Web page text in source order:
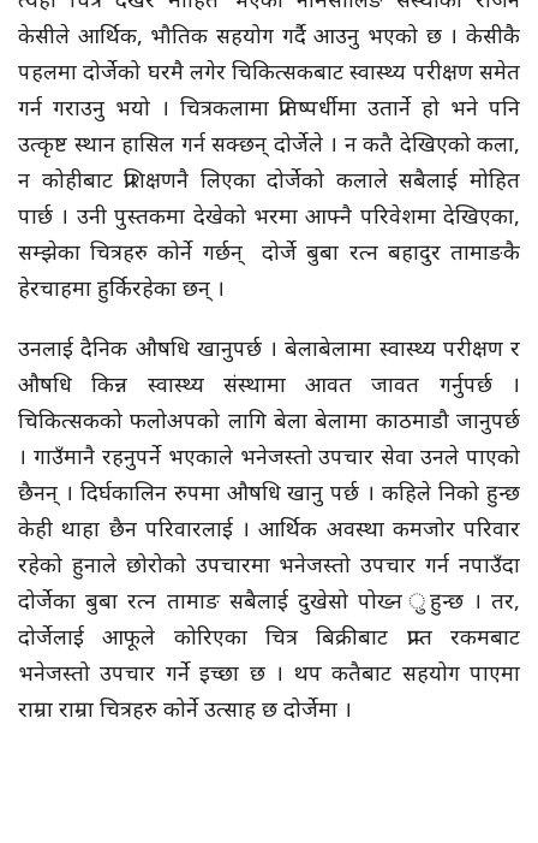
केसीले आर्थिक, भौतिक सहयोग गर्दै आउनु भएको छ । केसीकै
पहलमा दोर्जेको घरमै लगेर चिकित्सकबाट स्वास्थ्य परीक्षण समेत
गर्न गराउनु भयो । चित्रकलामा प्रतिष्पर्धीमा उतार्ने हो भने पनि
उत्कृष्ट स्थान हासिल गर्न सक्छन् दोर्जेले । न कतै देखिएको कला,
न कोहीबाट प्रशिक्षणनै लिएका दोर्जेको कलाले सबैलाई मोहित
पार्छ । उनी पुस्तकमा देखेको भरमा आफ्नै परिवेशमा देखिएका,
सम्झेका चित्रहरु कोर्ने गर्छन् दोर्जे बुबा रत्न बहादुर तामाङकै
हेरचाहमा हुर्किरहेका छन् ।
उनलाई दैनिक औषधि खानुपर्छ । बेलाबेलामा स्वास्थ्य परीक्षण र
औषधि किन्न स्वास्थ्य संस्थामा आवत जावत गर्नुपर्छ ।
चिकित्सकको फलोअपको लागि बेला बेलामा काठमाडौ जानुपर्छ
। गाउँमानै रहनुपर्ने भएकाले भनेजस्तो उपचार सेवा उनले पाएको
छैनन् । दिर्घकालिन रुपमा औषधि खानु पर्छ । कहिले निको हुन्छ
केही थाहा छैन परिवारलाई । आर्थिक अवस्था कमजोर परिवार
रहेको हुनाले छोरोको उपचारमा भनेजस्तो उपचार गर्न नपाउँदा
दोर्जेका बुबा रत्न तामाङ सबैलाई दुखेसो पोख्न ुहुन्छ । तर,
दोर्जेलाई आफूले कोरिएका चित्र बिक्रीबाट प्राप्त रकमबाट
भनेजस्तो उपचार गर्ने इच्छा छ । थप कतैबाट सहयोग पाएमा
राम्रा राम्रा चित्रहरु कोर्ने उत्साह छ दोर्जेमा ।